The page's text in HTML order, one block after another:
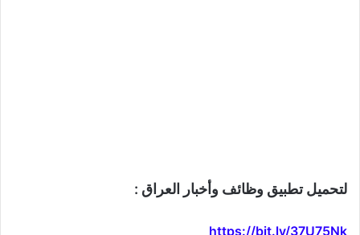
لتحميل تطبيق وظائف وأخبار العراق :
https://bit.ly/37U75Nk